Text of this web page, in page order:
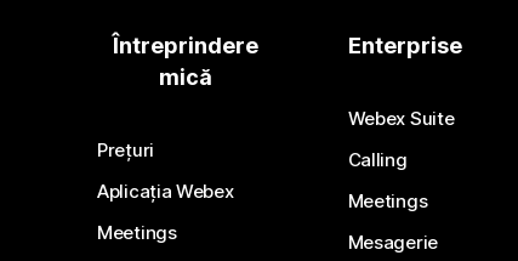
Întreprindere
mică
Prețuri
Aplicația Webex
Meetings
Enterprise
Webex Suite
Calling
Meetings
Mesagerie